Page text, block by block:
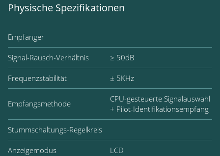
Physische Spezifikationen
Empfänger
Signal-Rausch-Verhältnis ≥ 50dB
Frequenzstabilität ± 5KHz
Empfangsmethode
CPU-gesteuerte Signalauswahl
+ Pilot-Identifikationsempfang
Stummschaltungs-Regelkreis
Anzeigemodus LCD